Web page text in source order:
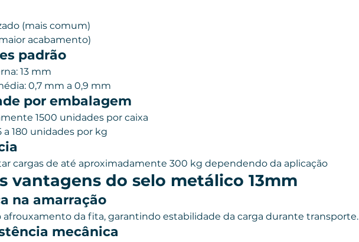
(mais comum)
acabamento)
padrão
13 mm
0,7 mm a 0,9 mm
por embalagem
1500 unidades por caixa
a 180 unidades por kg
cargas de até aproximadamente 300 kg dependendo da aplicação
vantagens do selo metálico 13mm
na amarração
afrouxamento da fita, garantindo estabilidade da carga durante transporte.
mecânica